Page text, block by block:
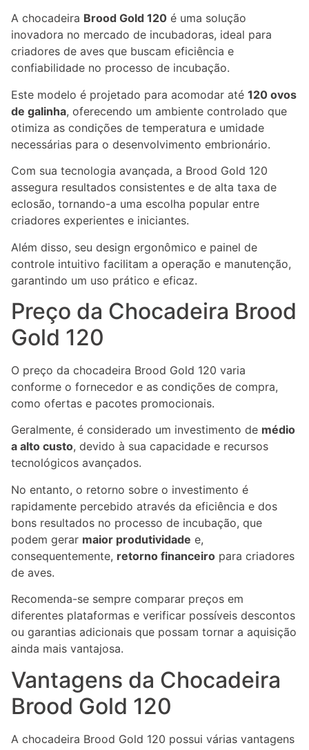
A chocadeira Brood Gold 120 é uma solução
inovadora no mercado de incubadoras, ideal para
criadores de aves que buscam eficiência e
confiabilidade no processo de incubação.
Este modelo é projetado para acomodar até 120 ovos
de galinha, oferecendo um ambiente controlado que
otimiza as condições de temperatura e umidade
necessárias para o desenvolvimento embrionário.
Com sua tecnologia avançada, a Brood Gold 120
assegura resultados consistentes e de alta taxa de
eclosão, tornando-a uma escolha popular entre
criadores experientes e iniciantes.
Além disso, seu design ergonômico e painel de
controle intuitivo facilitam a operação e manutenção,
garantindo um uso prático e eficaz.
Preço da Chocadeira Brood
Gold 120
O preço da chocadeira Brood Gold 120 varia
conforme o fornecedor e as condições de compra,
como ofertas e pacotes promocionais.
Geralmente, é considerado um investimento de médio
a alto custo, devido à sua capacidade e recursos
tecnológicos avançados.
No entanto, o retorno sobre o investimento é
rapidamente percebido através da eficiência e dos
bons resultados no processo de incubação, que
podem gerar maior produtividade e,
consequentemente, retorno financeiro para criadores
de aves.
Recomenda-se sempre comparar preços em
diferentes plataformas e verificar possíveis descontos
ou garantias adicionais que possam tornar a aquisição
ainda mais vantajosa.
Vantagens da Chocadeira
Brood Gold 120
A chocadeira Brood Gold 120 possui várias vantagens